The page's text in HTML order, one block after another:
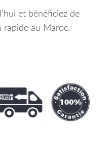
et bénéficiez de
rapide au Maroc.